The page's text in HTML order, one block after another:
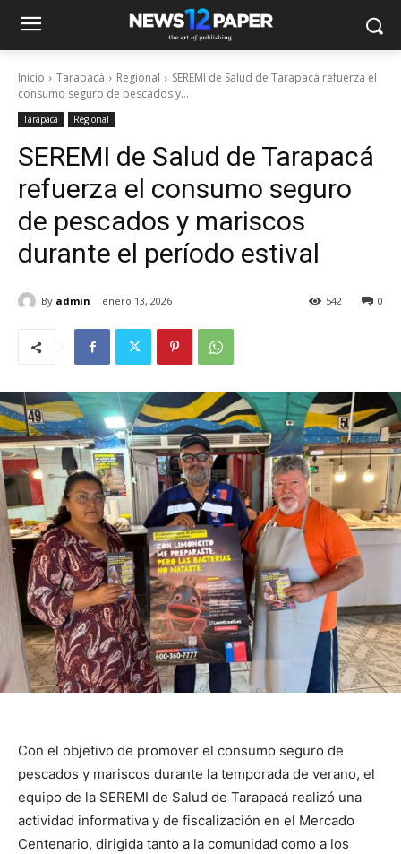
Inicio Tarapacá Regional
SEREMI de Salud de Tarapacá refuerza el
consumo seguro de pescados y...
Tarapacá Regional
SEREMI de Salud de Tarapacá
refuerza el consumo seguro
de pescados y mariscos
durante el período estival
By admin enero 13, 2026 0
542
Con el objetivo de promover el consumo seguro de
pescados y mariscos durante la temporada de verano, el
equipo de la SEREMI de Salud de Tarapacá realizó una
actividad informativa y de fiscalización en el Mercado
Centenario, dirigida tanto a la comunidad como a los